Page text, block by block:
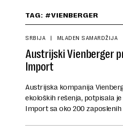
TAG: #VIENBERGER
SRBIJA MLADEN SAMARDŽIJA
Austrijski Vienberger
Import
Austrijska kompanija
ekoloških rešenja, potpisala
Import sa oko 200 zaposlenih